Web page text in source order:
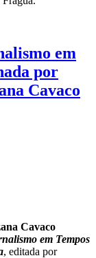
em
por
Cavaco
Cavaco
em Tempos
, editada por